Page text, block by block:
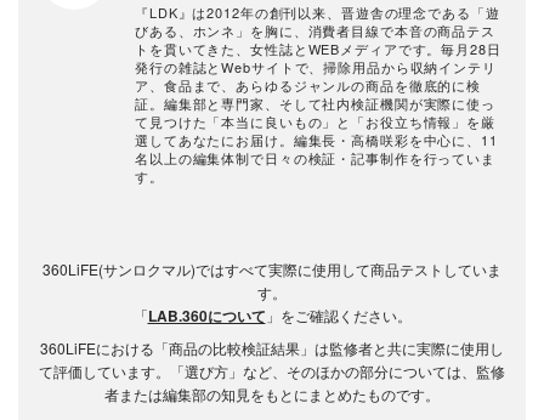
『LDK』は2012年の創刊以来、晋遊舎の理念である「遊
びある、ホンネ」を胸に、消費者目線で本音の商品テス
トを貫いてきた、女性誌とWEBメディアです。毎月28日
発行の雑誌とWebサイトで、掃除用品から収納インテリ
ア、食品まで、あらゆるジャンルの商品を徹底的に検
証。編集部と専門家、そして社内検証機関が実際に使っ
て見つけた「本当に良いもの」と「お役立ち情報」を厳
選してあなたにお届け。編集長・高橋咲彩を中心に、11
名以上の編集体制で日々の検証・記事制作を行っていま
す。
360LiFE(サンロクマル)ではすべて実際に使用して商品テストしていま
す。
「LAB.360について 」をご確認ください。
360LiFEにおける「商品の比較検証結果」は監修者と共に実際に使用し
て評価しています。「選び方」など、そのほかの部分については、監修
者または編集部の知見をもとにまとめたものです。